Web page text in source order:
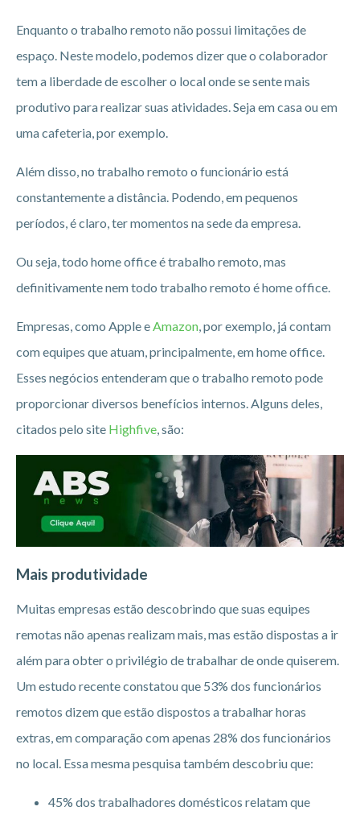
Enquanto o trabalho remoto não possui limitações de
espaço. Neste modelo, podemos dizer que o colaborador
tem a liberdade de escolher o local onde se sente mais
produtivo para realizar suas atividades. Seja em casa ou em
uma cafeteria, por exemplo.
Além disso, no trabalho remoto o funcionário está
constantemente a distância. Podendo, em pequenos
períodos, é claro, ter momentos na sede da empresa.
Ou seja, todo home office é trabalho remoto, mas
definitivamente nem todo trabalho remoto é home office.
Empresas, como Apple eAmazon, por exemplo, já contam
com equipes que atuam, principalmente, em home office.
Esses negócios entenderam que o trabalho remoto pode
proporcionar diversos benefícios internos. Alguns deles,
citados pelo site Highfive, são:
Mais produtividade
Muitas empresas estão descobrindo que suas equipes
remotas não apenas realizam mais, mas estão dispostas a ir
além para obter o privilégio de trabalhar de onde quiserem.
Um estudo recente constatou que 53% dos funcionários
remotos dizem que estão dispostos a trabalhar horas
extras, em comparação com apenas 28% dos funcionários
no local. Essa mesma pesquisa também descobriu que:
45% dos trabalhadores domésticos relatam que